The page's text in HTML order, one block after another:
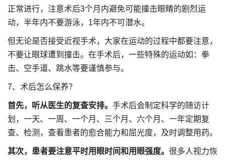
正常进行，注意术后3个月内避免可能撞击眼睛的剧烈运
动，半年内不要游泳，1年内不可潜水。
但无论是否接受近视手术，大家在运动的过程中都要注意，
不要让眼球遭到撞击。在手术后，一些特殊的运动如：拳
击、空手道、跳水等要谨慎参与。
7、术后怎么保养？
首先，听从医生的复查安排。 手术后会制定科学的随访计
划，一天、一周、一个月、三个月、六个月、一年定期复
查、检测，查看患者的愈合能力和屈光度，及时调整用药。
其次，患者要注意平时用眼时间和用眼强度。 很多人视力恢